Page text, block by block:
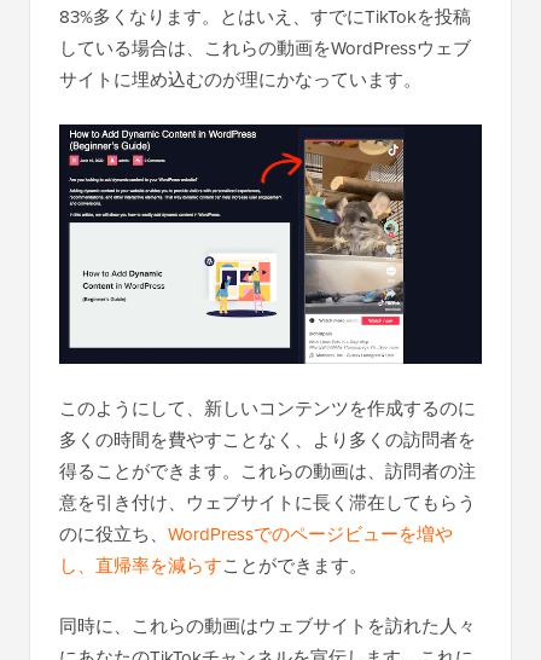
83%多くなります。とはいえ、すでにTikTokを投稿
している場合は、これらの動画をWordPressウェブ
サイトに埋め込むのが理にかなっています。
このようにして、新しいコンテンツを作成するのに
多くの時間を費やすことなく、より多くの訪問者を
得ることができます。これらの動画は、訪問者の注
意を引き付け、ウェブサイトに長く滞在してもらう
のに役立ち、 WordPressでのページビューを増や
し、直帰率を減らすことができます。
同時に、これらの動画はウェブサイトを訪れた人々